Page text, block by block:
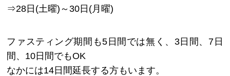
⇒28日(土曜)～30日(月曜)
ファスティング期間も5日間では無く、3日間、7日
間、10日間でもOK
なかには14日間延長する方もいます。